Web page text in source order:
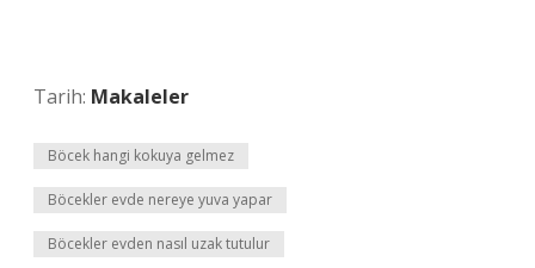
Tarih: Makaleler
Böcek hangi kokuya gelmez
Böcekler evde nereye yuva yapar
Böcekler evden nasıl uzak tutulur